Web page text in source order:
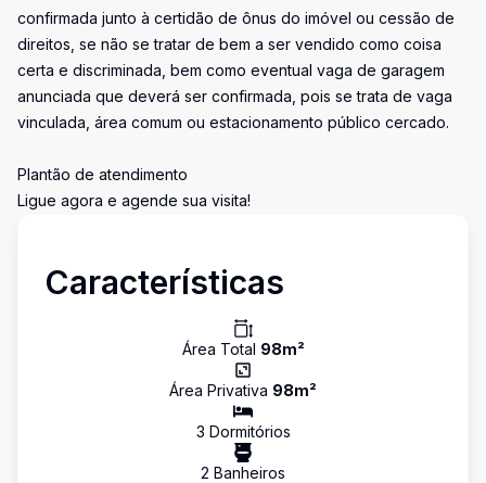
confirmada junto à certidão de ônus do imóvel ou cessão de
direitos, se não se tratar de bem a ser vendido como coisa
certa e discriminada, bem como eventual vaga de garagem
anunciada que deverá ser confirmada, pois se trata de vaga
vinculada, área comum ou estacionamento público cercado.
Plantão de atendimento
Ligue agora e agende sua visita!
Características
Área Total 98m²
Área Privativa 98m²
3 Dormitórios
2 Banheiros